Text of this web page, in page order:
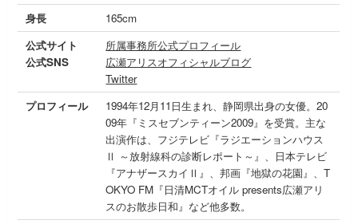
身長
165cm
公式サイト
公式SNS
所属事務所公式プロフィール
広瀬アリスオフィシャルブログ
Twitter
プロフィール
1994年12月11日生まれ、静岡県出身の女優。20
09年『ミスセブンティーン2009』を受賞。主な
出演作は、フジテレビ『ラジエーションハウス
Ⅱ ～放射線科の診断レポート～』、日本テレビ
『アナザースカイⅡ』、邦画『地獄の花園』、T
OKYO FM『日清MCTオイル presents広瀬アリ
スのお散歩日和』など他多数。